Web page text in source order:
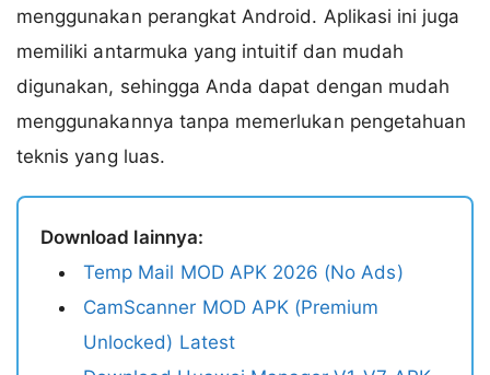
menggunakan perangkat Android. Aplikasi ini juga
memiliki antarmuka yang intuitif dan mudah
digunakan, sehingga Anda dapat dengan mudah
menggunakannya tanpa memerlukan pengetahuan
teknis yang luas.
Download lainnya:
Temp Mail MOD APK 2026 (No Ads)
CamScanner MOD APK (Premium
Unlocked) Latest